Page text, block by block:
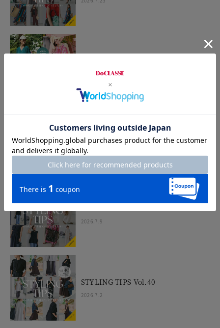
2026.7.17
STYLING TIPS Vol.42
2026.7.16
2026.7.9
STYLING TIPS Vol.40
2026.7.2